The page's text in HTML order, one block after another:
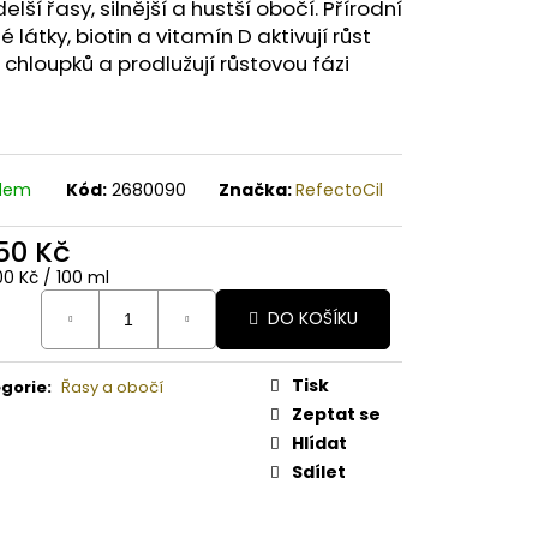
řasy, silnější a hustší obočí. Přírodní
látky, biotin a vitamín D aktivují růst
a prodlužují růstovou fázi
Kód: 2680090 Značka:RefectoCil
Kč
Kč / 100 ml
DO KOŠÍKU
: Řasy a obočí
Tisk
Zeptat se
Hlídat
Sdílet
PAPAYA ORGANICKÉ
BAMBUCKÉ MÁSLO